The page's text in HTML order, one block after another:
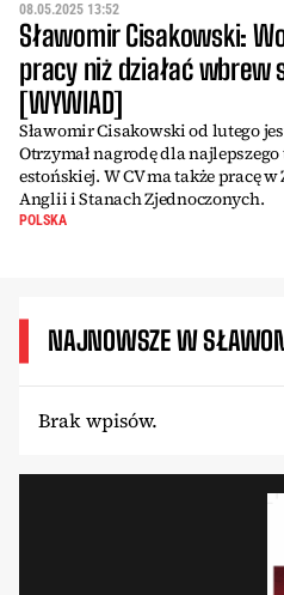
08.05.2025 13:52
Sławomir Cisakowski:
pracy niż działać
[WYWIAD]
Sławomir Cisakowski od lutego
Otrzymał nagrodę dla
estońskiej. W CV ma także pracę
Anglii i Stanach Zjednoczonych.
POLSKA
NAJNOWSZE W
Brak wpisów.